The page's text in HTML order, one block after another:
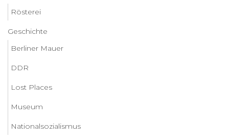
Rösterei
Geschichte
Berliner Mauer
DDR
Lost Places
Museum
Nationalsozialismus